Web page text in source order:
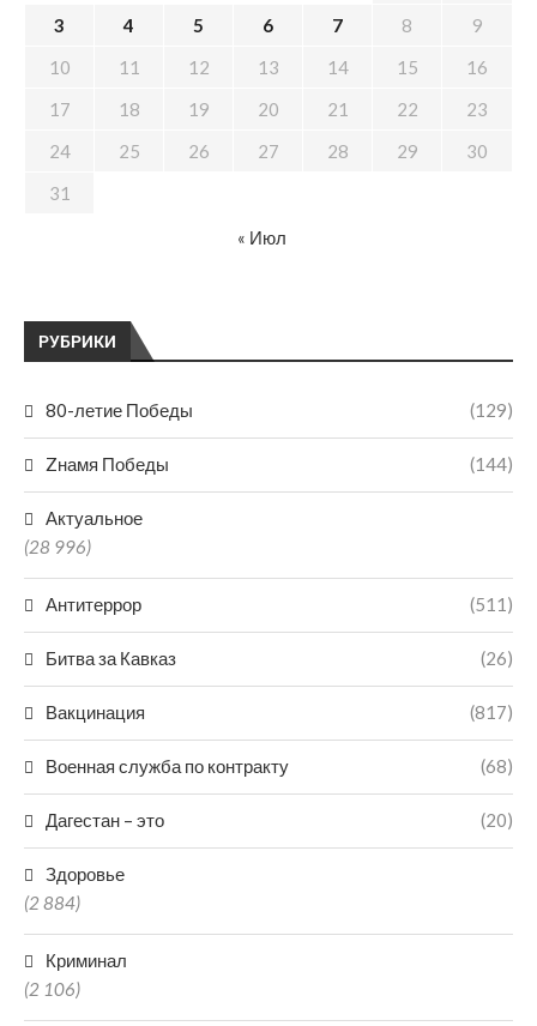
РУБРИКИ
80-летие Победы (129)
Zнамя Победы (144)
Актуальное
(28 996)
Антитеррор (511)
Битва за Кавказ (26)
Вакцинация (817)
Военная служба по контракту (68)
Дагестан – это (20)
Здоровье
(2 884)
Криминал
(2 106)
3
4 5 6 7 8
9
10
11 12 13 14 15
16
17
18 19 20 21 22
23
24
25 26 27 28 29
30
31
« Июл